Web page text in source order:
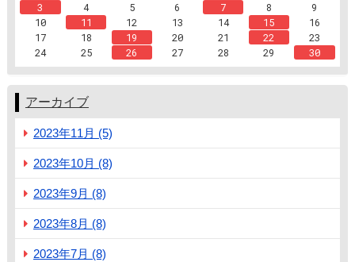
3
4 5 6 7 8
9
10
11 12 13 14 15
16
17
18 19 20 21 22
23
24
25 26 27 28 29 30
アーカイブ
2023年11月 (5)
2023年10月 (8)
2023年9月 (8)
2023年8月 (8)
2023年7月 (8)